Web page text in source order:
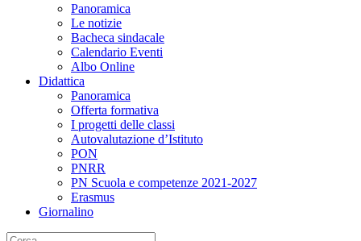
Panoramica
Le notizie
Bacheca sindacale
Calendario Eventi
Albo Online
Didattica
Panoramica
Offerta formativa
I progetti delle classi
Autovalutazione d’Istituto
PON
PNRR
PN Scuola e competenze 2021-2027
Erasmus
Giornalino